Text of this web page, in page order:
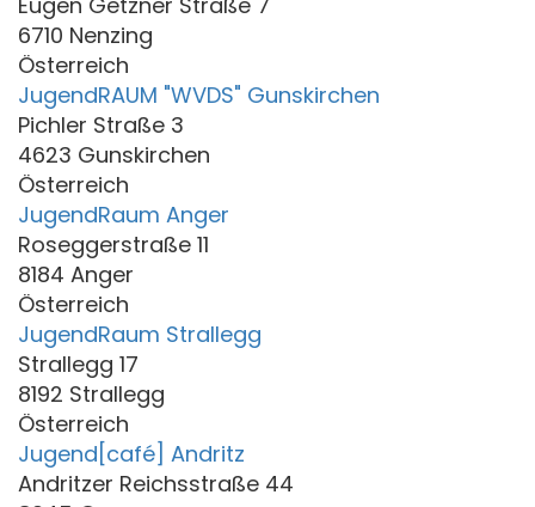
6710 Nenzing
Österreich
JugendRAUM "WVDS" Gunskirchen
Pichler Straße 3
4623 Gunskirchen
Österreich
JugendRaum Anger
Roseggerstraße 11
8184 Anger
Österreich
JugendRaum Strallegg
Strallegg 17
8192 Strallegg
Österreich
Jugend[café] Andritz
Andritzer Reichsstraße 44